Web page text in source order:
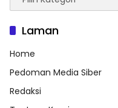
Laman
Home
Pedoman Media Siber
Redaksi